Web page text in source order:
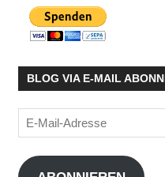
BLOG VIA E-MAIL
E-
Mail-
Adresse